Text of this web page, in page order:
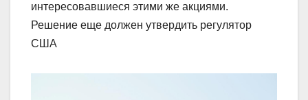
интересовавшиеся этими же акциями.
Решение еще должен утвердить регулятор
США